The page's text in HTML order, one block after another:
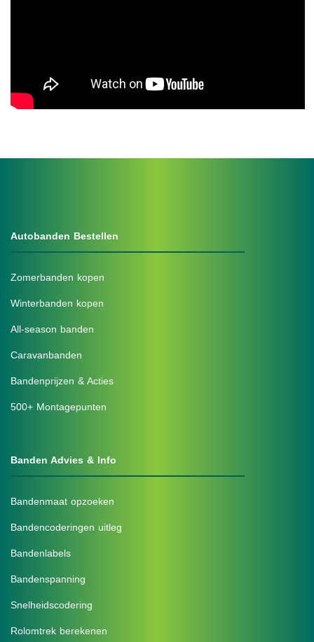
Autobanden Bestellen
Zomerbanden kopen
Winterbanden kopen
All-season banden
Caravanbanden
Bandenprijzen & Acties
500+ Montagepunten
Banden Advies & Info
Bandenmaat opzoeken
Bandencoderingen uitleg
Bandenlabels
Bandenspanning
Snelheidscodering
Rolomtrek berekenen